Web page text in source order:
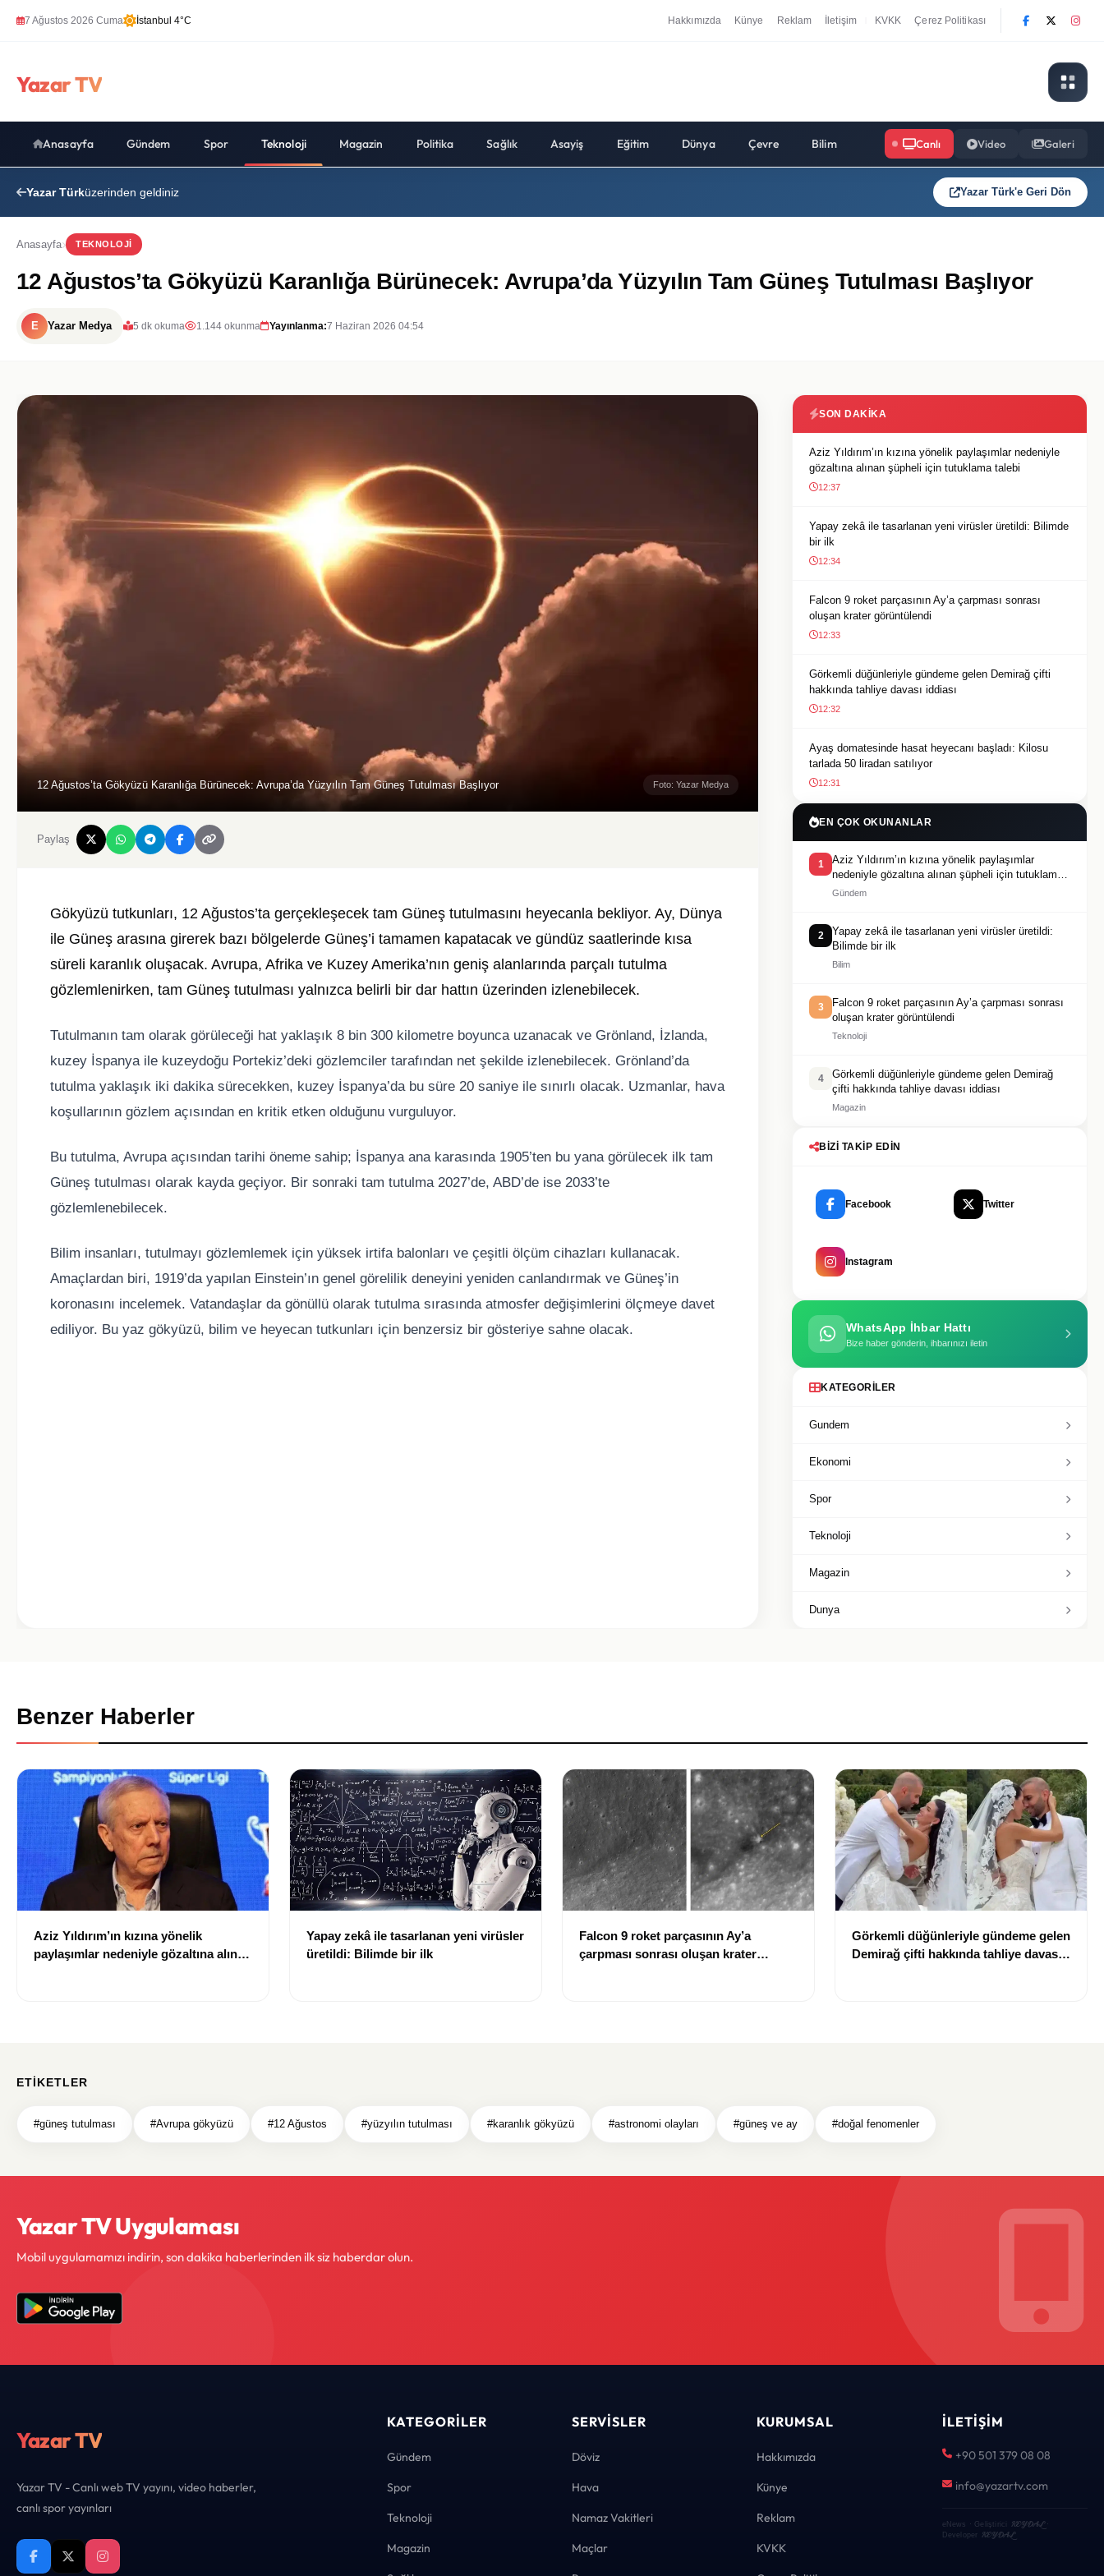
7 Ağustos 2026 Cuma İstanbul 4°C Hakkımızda Künye Reklam İletişim KVKK Çerez Politikası
Yazar TV
Anasayfa Gündem Spor Teknoloji Magazin Politika Sağlık Asayiş Eğitim Dünya Çevre Bilim Canlı Video Galeri
Yazar Türküzerinden geldiniz Yazar Türk'e Geri Dön
Anasayfa TEKNOLOJI
12 Ağustos’ta Gökyüzü Karanlığa Bürünecek: Avrupa’da Yüzyılın Tam Güneş Tutulması Başlıyor
E Yazar Medya 5 dk okuma 1.144 okunma Yayınlanma:7 Haziran 2026 04:54
12 Ağustos’ta Gökyüzü Karanlığa Bürünecek: Avrupa’da Yüzyılın Tam Güneş Tutulması Başlıyor Foto: Yazar Medya
Paylaş
Gökyüzü tutkunları, 12 Ağustos’ta gerçekleşecek tam Güneş tutulmasını heyecanla bekliyor. Ay, Dünya
ile Güneş arasına girerek bazı bölgelerde Güneş’i tamamen kapatacak ve gündüz saatlerinde kısa
süreli karanlık oluşacak. Avrupa, Afrika ve Kuzey Amerika’nın geniş alanlarında parçalı tutulma
gözlemlenirken, tam Güneş tutulması yalnızca belirli bir dar hattın üzerinden izlenebilecek.
Tutulmanın tam olarak görüleceği hat yaklaşık 8 bin 300 kilometre boyunca uzanacak ve Grönland, İzlanda,
kuzey İspanya ile kuzeydoğu Portekiz’deki gözlemciler tarafından net şekilde izlenebilecek. Grönland’da
tutulma yaklaşık iki dakika sürecekken, kuzey İspanya’da bu süre 20 saniye ile sınırlı olacak. Uzmanlar, hava
koşullarının gözlem açısından en kritik etken olduğunu vurguluyor.
Bu tutulma, Avrupa açısından tarihi öneme sahip; İspanya ana karasında 1905’ten bu yana görülecek ilk tam
Güneş tutulması olarak kayda geçiyor. Bir sonraki tam tutulma 2027’de, ABD’de ise 2033’te
gözlemlenebilecek.
Bilim insanları, tutulmayı gözlemlemek için yüksek irtifa balonları ve çeşitli ölçüm cihazları kullanacak.
Amaçlardan biri, 1919’da yapılan Einstein’ın genel görelilik deneyini yeniden canlandırmak ve Güneş’in
koronasını incelemek. Vatandaşlar da gönüllü olarak tutulma sırasında atmosfer değişimlerini ölçmeye davet
ediliyor. Bu yaz gökyüzü, bilim ve heyecan tutkunları için benzersiz bir gösteriye sahne olacak.
SON DAKIKA
Aziz Yıldırım’ın kızına yönelik paylaşımlar nedeniyle
gözaltına alınan şüpheli için tutuklama talebi
12:37
Yapay zekâ ile tasarlanan yeni virüsler üretildi: Bilimde
bir ilk
12:34
Falcon 9 roket parçasının Ay’a çarpması sonrası
oluşan krater görüntülendi
12:33
Görkemli düğünleriyle gündeme gelen Demirağ çifti
hakkında tahliye davası iddiası
12:32
Ayaş domatesinde hasat heyecanı başladı: Kilosu
tarlada 50 liradan satılıyor
12:31
EN ÇOK OKUNANLAR
1
Aziz Yıldırım’ın kızına yönelik paylaşımlar
nedeniyle gözaltına alınan şüpheli için tutuklama
talebi
Gündem
2
Yapay zekâ ile tasarlanan yeni virüsler üretildi:
Bilimde bir ilk
Bilim
3
Falcon 9 roket parçasının Ay’a çarpması sonrası
oluşan krater görüntülendi
Teknoloji
4
Görkemli düğünleriyle gündeme gelen Demirağ
çifti hakkında tahliye davası iddiası
Magazin
BIZI TAKIP EDIN
Facebook Twitter
Instagram
WhatsApp İhbar Hattı
Bize haber gönderin, ihbarınızı iletin
KATEGORILER
Gundem
Ekonomi
Spor
Teknoloji
Magazin
Dunya
Benzer Haberler
Aziz Yıldırım’ın kızına yönelik
paylaşımlar nedeniyle gözaltına alınan
Yapay zekâ ile tasarlanan yeni virüsler
üretildi: Bilimde bir ilk
Falcon 9 roket parçasının Ay’a
çarpması sonrası oluşan krater
Görkemli düğünleriyle gündeme gelen
Demirağ çifti hakkında tahliye davası
ETIKETLER
#güneş tutulması #Avrupa gökyüzü #12 Ağustos #yüzyılın tutulması #karanlık gökyüzü #astronomi olayları #güneş ve ay #doğal fenomenler
Yazar TV Uygulaması
Mobil uygulamamızı indirin, son dakika haberlerinden ilk siz haberdar olun.
Yazar TV
Yazar TV - Canlı web TV yayını, video haberler,
canlı spor yayınları
KATEGORILER
Gündem
Spor
Teknoloji
Magazin
SERVISLER
Döviz
Hava
Namaz Vakitleri
Maçlar
KURUMSAL
Hakkımızda
Künye
Reklam
KVKK
İLETIŞIM
+90 501 379 08 08
info@yazartv.com
eNews · Geliştirici KEYDAL·
Developer KEYDAL